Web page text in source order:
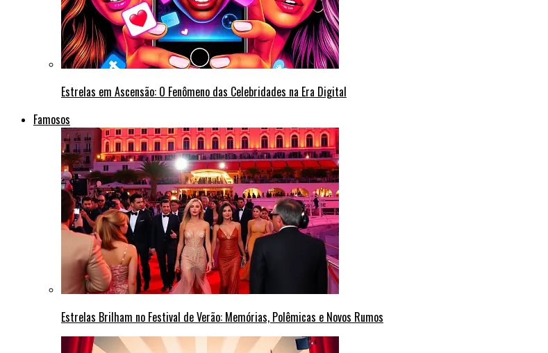
Estrelas em Ascensão: O Fenômeno das Celebridades na Era Digital
Famosos
Estrelas Brilham no Festival de Verão: Memórias, Polêmicas e Novos Rumos